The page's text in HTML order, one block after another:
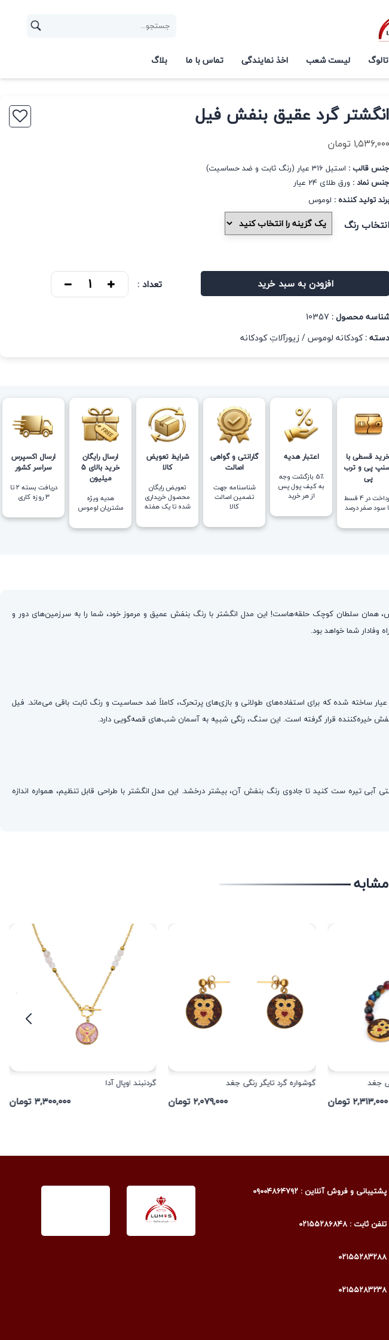
لیست شعب اخذ نمایندگی تماس با ما بلاگ
انگشتر گرد عقیق بنفش فیل
۱,۵۳۶,۰۰۰ تومان
جنس قالب : استیل 316 عیار (رنگ ثابت و ضد حساسیت)
جنس نماد : ورق طلای 24 عیار
برند تولید کننده : لوموس
انتخاب رنگ
افزودن به سبد خرید تعداد :
شناسه محصول : 10357
دسته :کودکانه لوموس/زیورآلاتِ کودکانه
قسطی با
پی و ترب
پی
پرداخت در 4 قسط
سود صفر درصد
اعتبار هدیه
5٪ بازگشت وجه
به کیف پول پس
از هر خرید
گارانتی و گواهی
اصالت
شناسنامه جهت
تضمین اصالت
کالا
شرایط تعویض
کالا
تعویض رایگان
محصول خریداری
شده تا یک هفته
ارسال رایگان
خرید بالای 5
میلیون
هدیه ویژه
مشتریان لوموس
ارسال اکسپرس
سراسر کشور
دریافت بسته ۲ تا
۳ روزه کاری
همان سلطان کوچک حلقه‌هاست! این مدل انگشتر با رنگ بنفش عمیق و مرموز خود، شما را به سرزمین‌های دور و
وفادار شما خواهد بود.
این قطعه‌ی خاص، با دقت و کیفیت بالا برای دستان کوچک و حساس طراحی شده است. حلقه‌ی انگشتر از استیل مرغوب ۳۱۶ عیار ساخته شده که برای استفاده‌های طولانی و بازی‌های پرتحرک، کاملاً ضد حساسیت و رنگ ثابت باقی می‌ماند. فیل
تیره ست کنید تا جادوی رنگ بنفش آن، بیشتر درخشد. این مدل انگشتر با طراحی قابل تنظیم، همواره اندازه
جغد
۲,۳۱۳,۰۰۰ تومان
گوشواره گرد تایگر رنگی جغد
۲,۰۷۹,۰۰۰ تومان
گردنبند اوپال آدا
۳,۳۰۰,۰۰۰ تومان
پشتیبانی و فروش آنلاین : ۰۹۰۰۴۸۶۴۷۹۲
تلفن ثابت : ۰۲۱۵۵۲۸۶۸۴۸
۰۲۱۵۵۲۸۳۲۸۸
۰۲۱۵۵۲۸۳۲۳۸